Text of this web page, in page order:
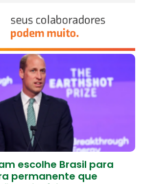
escolhe Brasil para
permanente que